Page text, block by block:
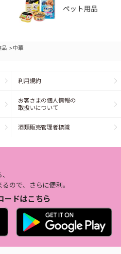
品 >中華
利用規約
お客さまの個人情報の
取扱いについて
酒類販売管理者標識
ので、さらに便利。
ードはこちら